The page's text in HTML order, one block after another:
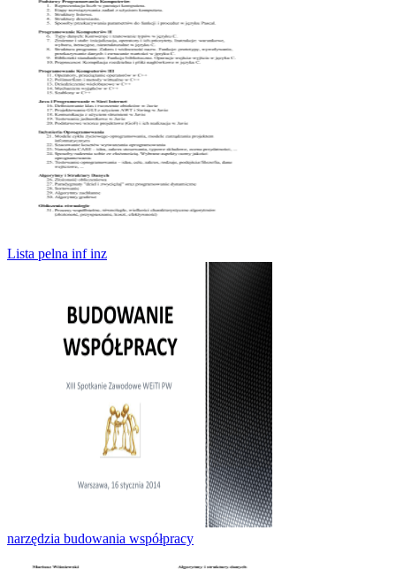
Lista pelna inf inz
narzędzia budowania współpracy